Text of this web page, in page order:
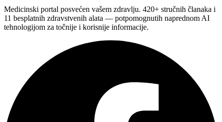
Medicinski portal posvećen vašem zdravlju. 420+ stručnih članaka i
11 besplatnih zdravstvenih alata — potpomognutih naprednom AI
tehnologijom za točnije i korisnije informacije.